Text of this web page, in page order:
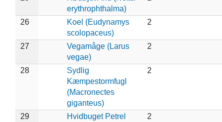
erythrophthalma)
26
Koel (Eudynamys
scolopaceus)
2
27
Vegamåge (Larus
vegae)
2
28
Sydlig
Kæmpestormfugl
(Macronectes
giganteus)
2
29
Hvidbuget Petrel
2